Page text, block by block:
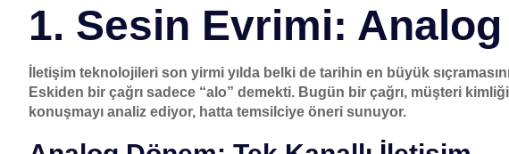
1. Sesin Evrimi:
İletişim teknolojileri son yirmi yılda belki de tarihin en büyük
Eskiden bir çağrı sadece “alo” demekti. Bugün bir çağrı, müşteri
konuşmayı analiz ediyor, hatta temsilciye öneri sunuyor.